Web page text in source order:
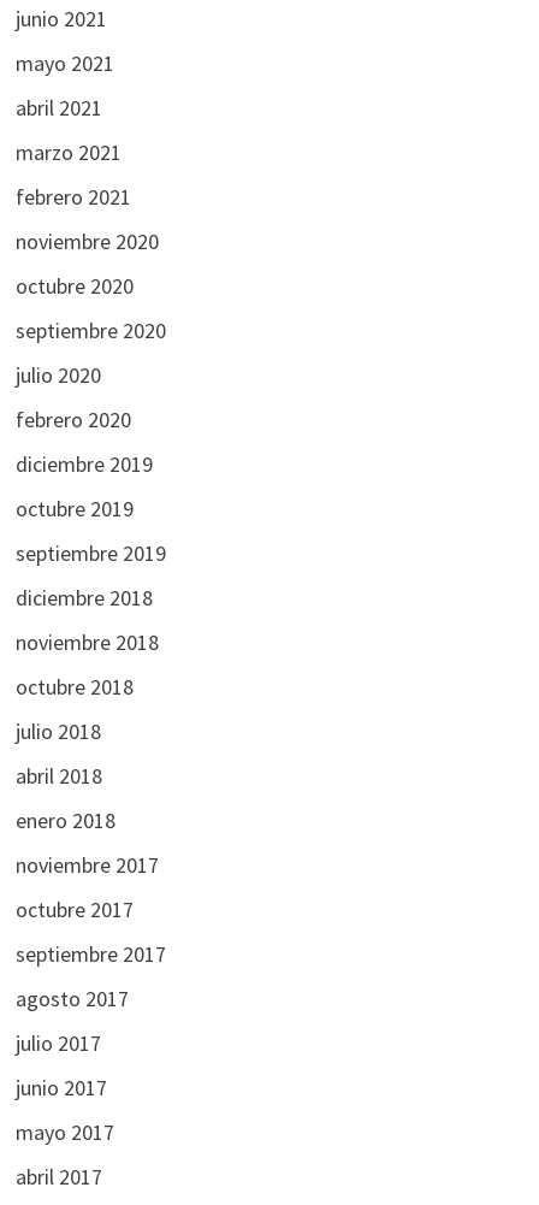
junio 2021
mayo 2021
abril 2021
marzo 2021
febrero 2021
noviembre 2020
octubre 2020
septiembre 2020
julio 2020
febrero 2020
diciembre 2019
octubre 2019
septiembre 2019
diciembre 2018
noviembre 2018
octubre 2018
julio 2018
abril 2018
enero 2018
noviembre 2017
octubre 2017
septiembre 2017
agosto 2017
julio 2017
junio 2017
mayo 2017
abril 2017